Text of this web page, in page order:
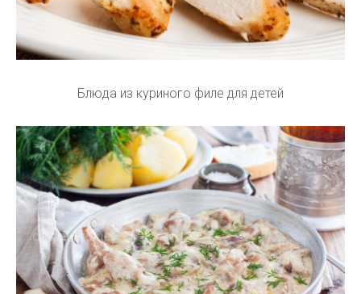
Блюда из куриного филе для детей